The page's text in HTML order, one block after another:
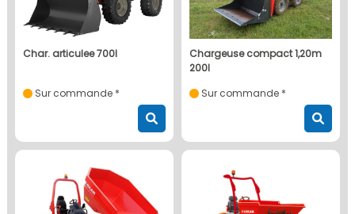
char. articulee 700l
Sur commande *
chargeuse compact 1,20m
200l
Sur commande *